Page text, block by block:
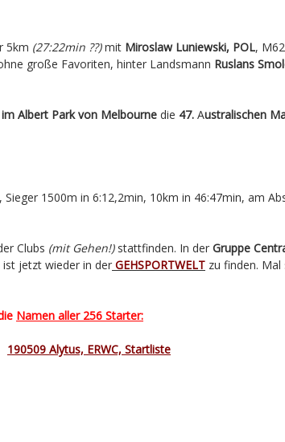
5km (27:22min ??)mit Miroslaw Luniewski, POL, M62
große Favoriten, hinter Landsmann Ruslans
im Albert Park von Melbourne die 47. Australischen
, Sieger 1500m in 6:12,2min, 10km in 46:47min, am
Clubs (mit Gehen!)stattfinden. In der Gruppe
ist jetzt wieder in der GEHSPORTWELT zu finden.
Namen aller 256 Starter:
190509 Alytus, ERWC, Startliste